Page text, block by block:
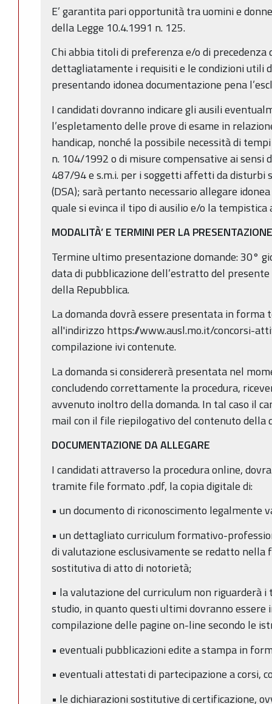
E’ garantita pari opportunità tra uomini e
della Legge 10.4.1991 n. 125.
Chi abbia titoli di preferenza e/o di precedenza
dettagliatamente i requisiti e le condizioni utili
presentando idonea documentazione pena
I candidati dovranno indicare gli ausili
l’espletamento delle prove di esame in
handicap, nonché la possibile necessità di
n. 104/1992 o di misure compensative ai sensi
487/94 e s.m.i. per i soggetti affetti da disturbi
(DSA); sarà pertanto necessario allegare
quale si evinca il tipo di ausilio e/o la tempistica
MODALITÀ’ E TERMINI PER LA
Termine ultimo presentazione domande: 30°
data di pubblicazione dell’estratto del
della Repubblica.
La domanda dovrà essere presentata in forma
all'indirizzo https://www.ausl.mo.it/concorsi-
compilazione ivi contenute.
La domanda si considererà presentata nel
concludendo correttamente la procedura,
avvenuto inoltro della domanda. In tal caso il
mail con il file riepilogativo del contenuto della
DOCUMENTAZIONE DA ALLEGARE
I candidati attraverso la procedura online,
tramite file formato .pdf, la copia digitale di:
• un documento di riconoscimento legalmente
• un dettagliato curriculum formativo-
di valutazione esclusivamente se redatto nella
sostitutiva di atto di notorietà;
• la valutazione del curriculum non riguarderà i
studio, in quanto questi ultimi dovranno
compilazione delle pagine on-line secondo le
• eventuali pubblicazioni edite a stampa in
• eventuali attestati di partecipazione a corsi,
• le dichiarazioni sostitutive di certificazione,